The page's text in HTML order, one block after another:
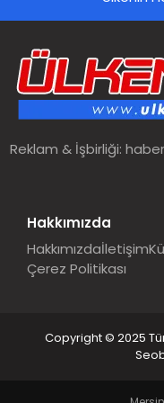
TEKNOLOJI
Reklam & İşbirliği:
Hakkımızda
Hakkımızdaİletişim
Çerez Politikası
Copyright © 2025